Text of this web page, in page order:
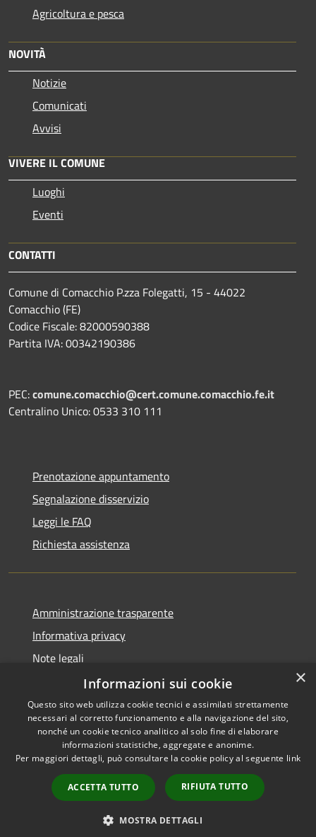
Agricoltura e pesca
NOVITÀ
Notizie
Comunicati
Avvisi
VIVERE IL COMUNE
Luoghi
Eventi
CONTATTI
Comune di Comacchio P.zza Folegatti, 15 - 44022
Comacchio (FE)
Codice Fiscale: 82000590388
Partita IVA: 00342190386
PEC:comune.comacchio@cert.comune.comacchio.fe.it
Centralino Unico: 0533 310 111
Prenotazione appuntamento
Segnalazione disservizio
Leggi le FAQ
Richiesta assistenza
Amministrazione trasparente
Informativa privacy
Note legali
Dichiarazione di accessibilità
RSS
Accessibilità
Copyright © 2026 • Città di
Comacchio • Powered by
Municipium•
Accesso
redazione
×
Informazioni sui cookie
Questo sito web utilizza cookie tecnici e assimilati strettamente
necessari al corretto funzionamento e alla navigazione del sito,
nonché un cookie tecnico analitico al solo fine di elaborare
informazioni statistiche, aggregate e anonime.
Per maggiori dettagli, può consultare la cookie policy al seguente link
ACCETTA TUTTO RIFIUTA TUTTO
MOSTRA DETTAGLI